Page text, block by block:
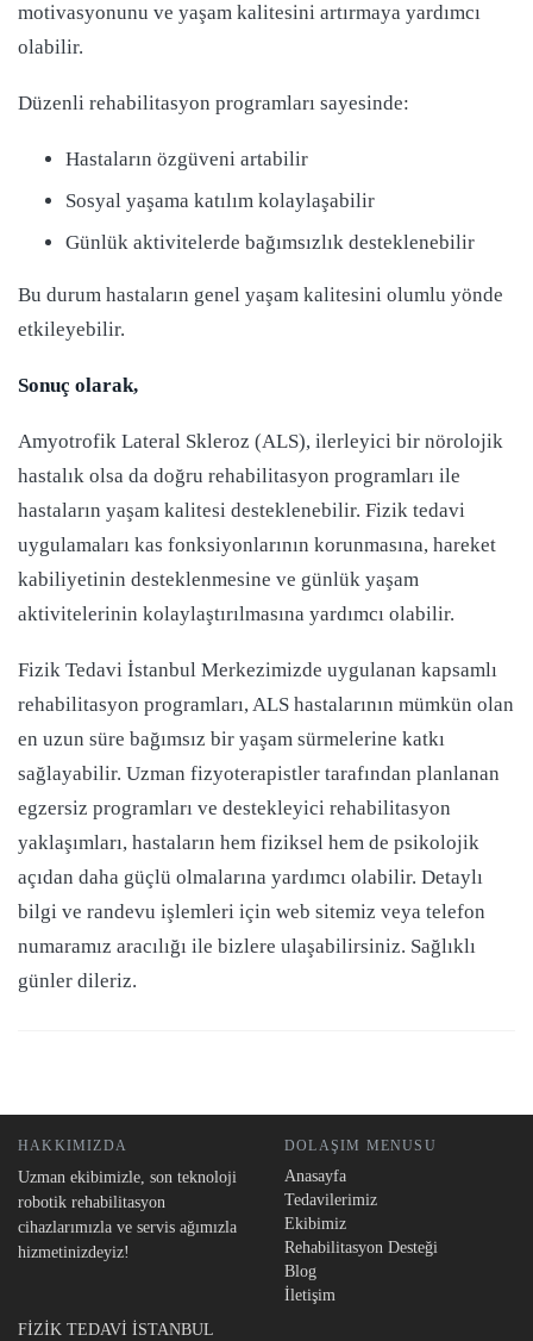
motivasyonunu ve yaşam kalitesini artırmaya yardımcı
olabilir.
Düzenli rehabilitasyon programları sayesinde:
Hastaların özgüveni artabilir
Sosyal yaşama katılım kolaylaşabilir
Günlük aktivitelerde bağımsızlık desteklenebilir
Bu durum hastaların genel yaşam kalitesini olumlu yönde
etkileyebilir.
Sonuç olarak,
Amyotrofik Lateral Skleroz (ALS), ilerleyici bir nörolojik
hastalık olsa da doğru rehabilitasyon programları ile
hastaların yaşam kalitesi desteklenebilir. Fizik tedavi
uygulamaları kas fonksiyonlarının korunmasına, hareket
kabiliyetinin desteklenmesine ve günlük yaşam
aktivitelerinin kolaylaştırılmasına yardımcı olabilir.
Fizik Tedavi İstanbul Merkezimizde uygulanan kapsamlı
rehabilitasyon programları, ALS hastalarının mümkün olan
en uzun süre bağımsız bir yaşam sürmelerine katkı
sağlayabilir. Uzman fizyoterapistler tarafından planlanan
egzersiz programları ve destekleyici rehabilitasyon
yaklaşımları, hastaların hem fiziksel hem de psikolojik
açıdan daha güçlü olmalarına yardımcı olabilir. Detaylı
bilgi ve randevu işlemleri için web sitemiz veya telefon
numaramız aracılığı ile bizlere ulaşabilirsiniz. Sağlıklı
günler dileriz.
HAKKIMIZDA
Uzman ekibimizle, son teknoloji
robotik rehabilitasyon
cihazlarımızla ve servis ağımızla
hizmetinizdeyiz!
DOLAŞIM MENUSU
Anasayfa
Tedavilerimiz
Ekibimiz
Rehabilitasyon Desteği
Blog
İletişim
FİZİK TEDAVİ İSTANBUL